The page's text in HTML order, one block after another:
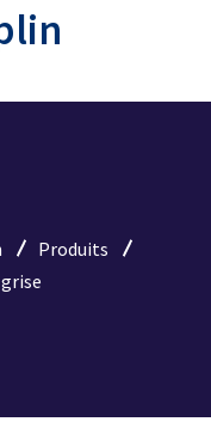
Produits